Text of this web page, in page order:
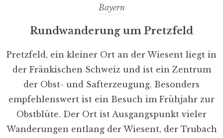
Bayern
Rundwanderung um Pretzfeld
Pretzfeld, ein kleiner Ort an der Wiesent liegt in
der Fränkischen Schweiz und ist ein Zentrum
der Obst- und Safterzeugung. Besonders
empfehlenswert ist ein Besuch im Frühjahr zur
Obstblüte. Der Ort ist Ausgangspunkt vieler
Wanderungen entlang der Wiesent, der Trubach